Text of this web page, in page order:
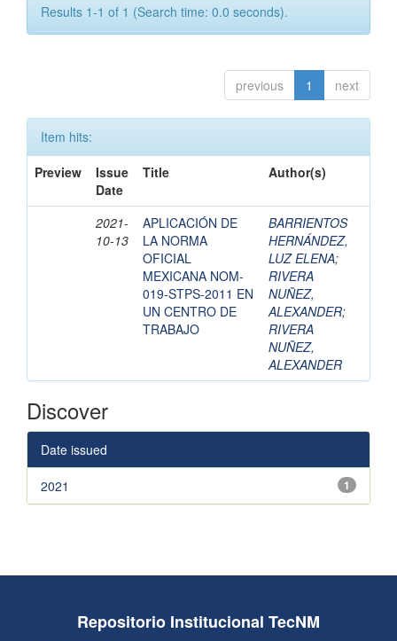
Results 1-1 of 1 (Search time: 0.0 seconds).
previous 1 next
Item hits:
Preview
Issue
Date
Title Author(s)
2021-
10-13
APLICACIÓN DE
LA NORMA
OFICIAL
MEXICANA NOM-
019-STPS-2011 EN
UN CENTRO DE
TRABAJO
BARRIENTOS
HERNÁNDEZ,
LUZ ELENA;
RIVERA
NUÑEZ,
ALEXANDER;
RIVERA
NUÑEZ,
ALEXANDER
Discover
Date issued
1
2021
Repositorio Institucional TecNM